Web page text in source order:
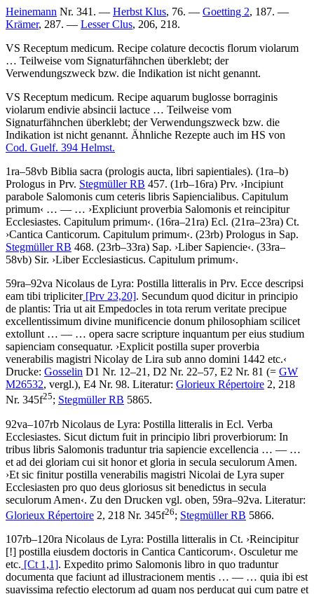
Heinemann Nr. 341. — Herbst Klus, 76. — Goetting 2, 187. —
Krämer, 287. — Lesser Clus, 206, 218.
VS Receptum medicum. Recipe colature decoctis florum violarum
… Teilweise vom Signaturfähnchen überklebt; der
Verwendungszweck bzw. die Indikation ist nicht genannt.
VS Receptum medicum. Recipe aquarum buglosse borraginis
violarum endivie absincii lactuce … Teilweise vom
Signaturfähnchen überklebt; der Verwendungszweck bzw. die
Indikation ist nicht genannt. Ähnliche Rezepte auch im HS von
Cod. Guelf. 394 Helmst.
1ra–58vb Biblia sacra (prologis aucta, libri sapientiales). (1ra–b)
Prologus in Prv. Stegmüller RB 457. (1rb–16ra) Prv. ›Incipiunt
parabole Salomonis cum ceteris libris Sapiencialibus. Capitulum
primum‹ … — … ›Expliciunt proverbia Salomonis et reincipitur
Ecclesiastes. Capitulum primum‹. (16ra–21ra) Ecl. (21ra–23ra) Ct.
›Cantica Canticorum. Capitulum primum‹. (23rb) Prologus in Sap.
Stegmüller RB 468. (23rb–33ra) Sap. ›Liber Sapiencie‹. (33ra–
58vb) Sir. ›Liber Ecclesiasticus. Capitulum primum‹.
59ra–92va Nicolaus de Lyra: Postilla litteralis in Prv. Ecce descripsi
eam tibi tripliciter[Prv 23,20]. Secundum quod dicitur in principio
de plantis: Tria ut ait Empedocles in tota rerum veritate precipue
excellentissimum divine munificencie donum philosophiam scilicet
extollunt … — … opera sacre scripture inquantum per eius studium
sapienciam consequatur. ›Explicit postilla super proverbia
venerabilis magistri Nicolay de Lira sub anno domini 1442 etc.‹
Drucke: Gosselin D1 Nr. 12–21, D2 Nr. 22–57, E2 Nr. 81 (= GW
M26532, vergl.), E4 Nr. 98. Literatur: Glorieux Répertoire 2, 218
Nr. 345f25; Stegmüller RB 5865.
92va–107rb Nicolaus de Lyra: Postilla litteralis in Ecl. Verba
Ecclesiastes. Sicut dictum fuit in principio libri proverbiorum: In
tribus libris Salomonis traduntur tria sapiencie excellencia … — …
et ad dei gloriam cui sit honor et gloria in secula seculorum Amen.
›Et sic finitur postilla venerabilis magistri Nicolai de Lyra super
Ecclesiasten pro quo deus gloriosus sit benedictus in secula
seculorum Amen‹. Zu den Drucken vgl. oben, 59ra–92va. Literatur:
Glorieux Répertoire 2, 218 Nr. 345f26; Stegmüller RB 5866.
107rb–120ra Nicolaus de Lyra: Postilla litteralis in Ct. ›Reincipitur
[!] postilla eiusdem doctoris in Cantica Canticorum‹. Osculetur me
etc. [Ct 1,1]. Expedito primo Salomonis libro in quo traduntur
documenta que faciunt ad illustracionem mentis … — … quia ibi est
suavissima refectio electorum ad quam nos perducat qui cum patre et